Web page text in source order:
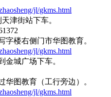
jl/gkms.html
津街站下车。
字楼右侧门市华图教育。
jl/gkms.html
金城广场下车。
华图教育（工行旁边）。
jl/gkms.html